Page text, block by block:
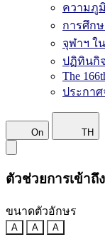
ความภู
การศึก
จุฬาฯ ใ
ปฏิทินกิ
The
ประกา
On TH
ตัวช่วยการเข้าถึง
ขนาดตัวอักษร
A A A